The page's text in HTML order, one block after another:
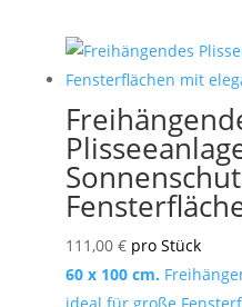
111,00 € pro Stück
60 x 100 cm.